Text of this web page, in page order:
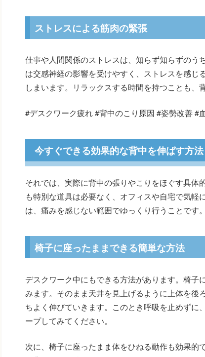
ストレスによる筋肉の緊張
仕事や人間関係のストレスは、知らず知らずのう
は交感神経の影響を受けやすく、ストレスを感じ
しまいます。リラックスする時間を持つことも、
#デスクワーク疲れ #背中のこり原因 #姿勢改善 #
今すぐできる効果的な背中を伸ばす方法
それでは、実際に背中の張りやこりをほぐす具体
も特別な道具は必要なく、オフィスや自宅で気軽
は、痛みを感じない範囲でゆっくり行うことです。
椅子に座ったままできる簡単な方法
デスクワーク中にもできる方法があります。椅子
みます。そのまま天井を見上げるように上体を後
ちよく伸びていきます。このとき呼吸を止めずに
ープしてみてください。
次に、椅子に座ったまま体をひねる動作も効果的